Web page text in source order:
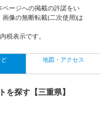
ージへの掲載の許諾をい
像の無断転載(二次使用)は
税表示です。
地図・アクセス
を探す【三重県】